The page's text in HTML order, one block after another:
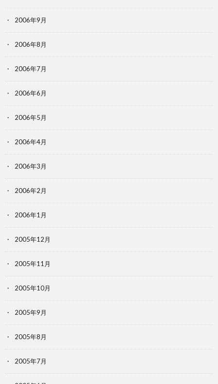
2006年9月
2006年8月
2006年7月
2006年6月
2006年5月
2006年4月
2006年3月
2006年2月
2006年1月
2005年12月
2005年11月
2005年10月
2005年9月
2005年8月
2005年7月